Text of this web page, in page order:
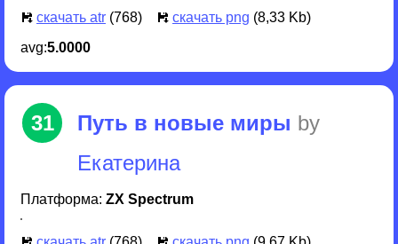
скачать atr
avg:5.2222
27